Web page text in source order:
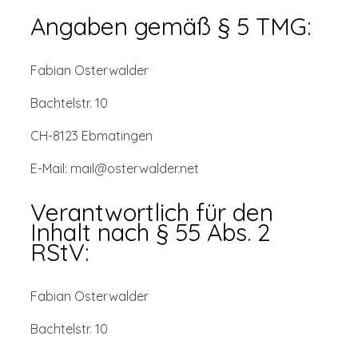
Angaben gemäß § 5 TMG:
Fabian Osterwalder
Bachtelstr. 10
CH-8123 Ebmatingen
E-Mail: mail@osterwalder.net
Verantwortlich für den
Inhalt nach § 55 Abs. 2
RStV:
Fabian Osterwalder
Bachtelstr. 10